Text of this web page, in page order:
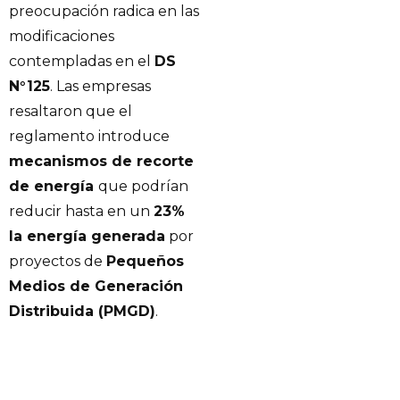
preocupación radica en las
modificaciones
contempladas en el
DS
N°125. Las empresas
resaltaron que el
reglamento introduce
mecanismos de recorte
de energía que podrían
reducir hasta en un 23%
la energía generada por
proyectos de Pequeños
Medios de Generación
Distribuida (PMGD).